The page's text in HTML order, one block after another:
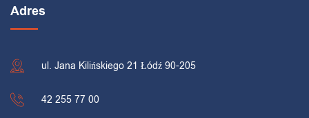
Adres
ul. Jana Kilińskiego 21 Łódź 90-205
42 255 77 00